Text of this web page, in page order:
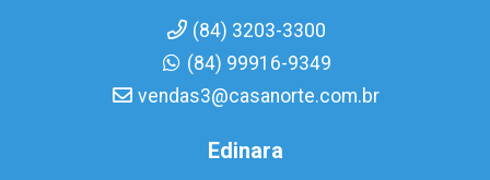
(84) 3203-3300
(84) 99916-9349
vendas3@casanorte.com.br
Edinara